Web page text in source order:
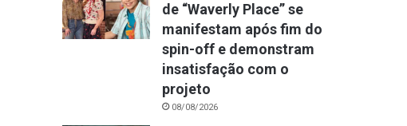
de “Waverly Place” se
manifestam após fim do
spin-off e demonstram
insatisfação com o
projeto
08/08/2026